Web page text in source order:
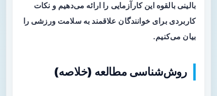
بالینی بالقوه این کارآزمایی را ارائه می‌دهیم و نکات
کاربردی برای خوانندگان علاقمند به سلامت ورزشی را
بیان می‌کنیم.
روش‌شناسی مطالعه (خلاصه)